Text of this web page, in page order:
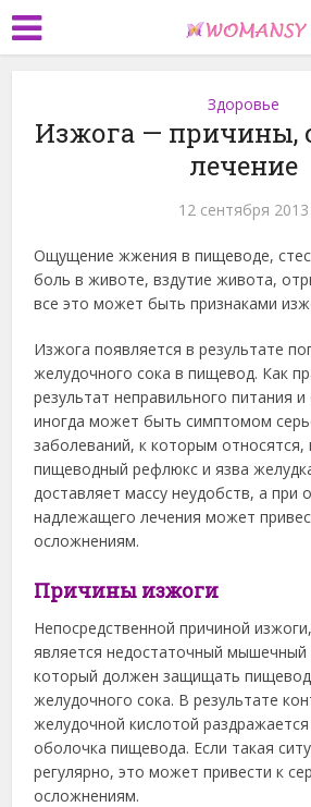
Здоровье
Изжога — причины,
лечение
12 сентября 2013
Ощущение жжения в пищеводе,
боль в животе, вздутие живота,
все это может быть признаками
Изжога появляется в результате
желудочного сока в пищевод. Как
результат неправильного питания
иногда может быть симптомом
заболеваний, к которым относятся,
пищеводный рефлюкс и язва
доставляет массу неудобств, а при
надлежащего лечения может
осложнениям.
Причины изжоги
Непосредственной причиной
является недостаточный мышечный
который должен защищать
желудочного сока. В результате
желудочной кислотой раздражается
оболочка пищевода. Если такая
регулярно, это может привести к
осложнениям.